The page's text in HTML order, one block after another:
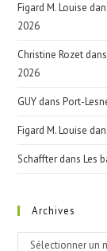
Figard M. Louise
2026
Christine Rozet
2026
GUY dansPort-
Figard M. Louise
Schaffter dansLes
Archives
Archives
Sélectionner un